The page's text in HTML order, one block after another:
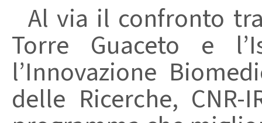
Al via il confronto
Torre Guaceto e
l’Innovazione
delle Ricerche,